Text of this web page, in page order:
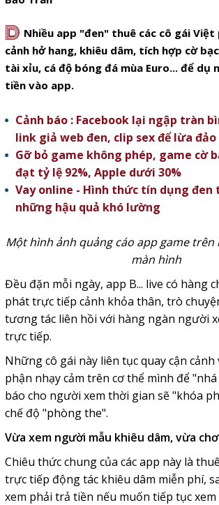
D Nhiều app "đen" thuê các cô gái
cảnh hở hang, khiêu dâm, tích hợp cờ
tài xỉu, cá độ bóng đá mùa Euro... để dụ
tiền vào app.
Cảnh báo : Facebook lại ngập tràn
link giả web đen, clip sex để lừa đảo
Gỡ bỏ game không phép, game cờ
đạt tỷ lệ 92%, Apple dưới 30%
Vay online - Hình thức tín dụng đen
những hậu quả khó lường
Một hình ảnh quảng cáo app game trên
màn hình
Đều đặn mỗi ngày, app B... live có hàng
phát trực tiếp cảnh khỏa thân, trò
tương tác liên hồi với hàng ngàn người
trực tiếp.
Những cô gái này liên tục quay cận
phận nhạy cảm trên cơ thể mình để
báo cho người xem thời gian sẽ "khóa
chế độ "phòng the".
Vừa xem người mẫu khiêu dâm, vừa
Chiêu thức chung của các app này là
trực tiếp động tác khiêu dâm miễn phí,
xem phải trả tiền nếu muốn tiếp tục xem